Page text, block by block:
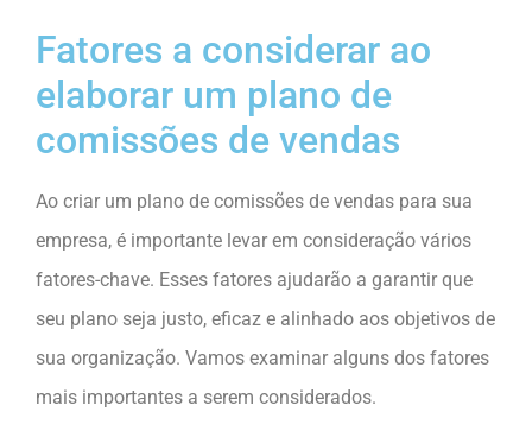
Fatores a considerar ao
elaborar um plano de
comissões de vendas
Ao criar um plano de comissões de vendas para sua
empresa, é importante levar em consideração vários
fatores-chave. Esses fatores ajudarão a garantir que
seu plano seja justo, eficaz e alinhado aos objetivos de
sua organização. Vamos examinar alguns dos fatores
mais importantes a serem considerados.